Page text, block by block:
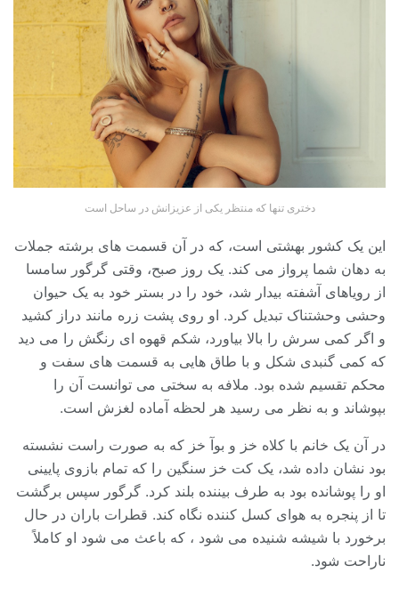
دختری تنها که منتظر یکی از عزیزانش در ساحل است
این یک کشور بهشتی است، که در آن قسمت های برشته جملات
به دهان شما پرواز می کند. یک روز صبح، وقتی گرگور سامسا
از رویاهای آشفته بیدار شد، خود را در بستر خود به یک حیوان
وحشی وحشتناک تبدیل کرد. او روی پشت زره مانند دراز کشید
و اگر کمی سرش را بالا بیاورد، شکم قهوه ای رنگش را می دید
که کمی گنبدی شکل و با طاق هایی به قسمت های سفت و
محکم تقسیم شده بود. ملافه به سختی می توانست آن را
بپوشاند و به نظر می رسید هر لحظه آماده لغزش است.
در آن یک خانم با کلاه خز و بوآ خز که به صورت راست نشسته
بود نشان داده شد، یک کت خز سنگین را که تمام بازوی پایینی
او را پوشانده بود به طرف بیننده بلند کرد. گرگور سپس برگشت
تا از پنجره به هوای کسل کننده نگاه کند. قطرات باران در حال
برخورد با شیشه شنیده می شود ، که باعث می شود او کاملاً
ناراحت شود.